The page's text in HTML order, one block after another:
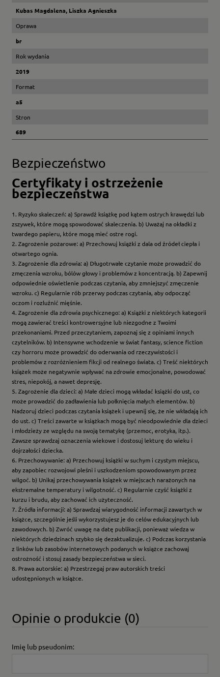
Kubas Magdalena, Liszka Agnieszka
Oprawa
br
Rok wydania
2019
Format
a5
Stron
689
Bezpieczeństwo
Certyfikaty i ostrzeżenie
bezpieczeństwa
1. Ryzyko skaleczeń: a) Sprawdź książkę pod kątem ostrych krawędzi lub
zszywek, które mogą spowodować skaleczenia. b) Uważaj na okładki z
twardego papieru, które mogą mieć ostre rogi.
2. Zagrożenie pożarowe: a) Przechowuj książki z dala od źródeł ciepła i
otwartego ognia.
3. Zagrożenie dla zdrowia: a) Długotrwałe czytanie może prowadzić do
zmęczenia wzroku, bólów głowy i problemów z koncentracją. b) Zapewnij
odpowiednie oświetlenie podczas czytania, aby zmniejszyć zmęczenie
wzroku. c) Regularnie rób przerwy podczas czytania, aby odpocząć
oczom i rozluźnić mięśnie.
4. Zagrożenie dla zdrowia psychicznego: a) Książki z niektórych kategorii
mogą zawierać treści kontrowersyjne lub niezgodne z Twoimi
przekonaniami. Przed przeczytaniem, zapoznaj się z opiniami innych
czytelników. b) Intensywne wchodzenie w świat fantasy, science fiction
czy horroru może prowadzić do oderwania od rzeczywistości i
problemów z rozróżnieniem fikcji od realnego świata. c) Treść niektórych
książek może negatywnie wpływać na zdrowie emocjonalne, powodować
stres, niepokój, a nawet depresję.
5. Zagrożenie dla dzieci: a) Małe dzieci mogą wkładać książki do ust, co
może prowadzić do zadławienia lub połknięcia małych elementów. b)
Nadzoruj dzieci podczas czytania książek i upewnij się, że nie wkładają ich
do ust. c) Treści zawarte w książkach mogą być nieodpowiednie dla dzieci
i młodzieży ze względu na swoją tematykę (przemoc, erotyka, itp.).
Zawsze sprawdzaj oznaczenia wiekowe i dostosuj lekturę do wieku i
dojrzałości dziecka.
6. Przechowywanie: a) Przechowuj książki w suchym i czystym miejscu,
aby zapobiec rozwojowi pleśni i uszkodzeniom spowodowanym przez
wilgoć. b) Unikaj przechowywania książek w miejscach narażonych na
ekstremalne temperatury i wilgotność. c) Regularnie czyść książki z
kurzu i brudu, aby zachować ich użyteczność.
7. Źródła informacji: a) Sprawdzaj wiarygodność informacji zawartych w
książce, szczególnie jeśli wykorzystujesz je do celów edukacyjnych lub
zawodowych. b) Zwróć uwagę na datę publikacji, ponieważ wiedza w
niektórych dziedzinach szybko się dezaktualizuje. c) Podczas korzystania
z linków lub zasobów internetowych podanych w książce zachowaj
ostrożność i stosuj zasady bezpieczeństwa w sieci.
8. Prawa autorskie: a) Przestrzegaj praw autorskich treści
udostępnionych w książce.
Opinie o produkcie (0)
Imię lub pseudonim: